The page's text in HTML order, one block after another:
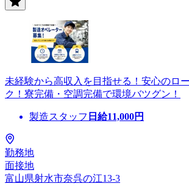
未経験から高収入を目指せる！安心のロ
ク！寮完備・空調完備で環境バツグン！
製造スタッフ 日給11,000円
勤務地
面接地
富山県射水市奈呉の江13-3